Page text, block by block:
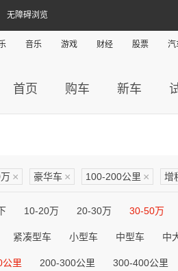
无障碍浏览
音乐 游戏 财经 股票 汽
首页 购车 新车
× 豪华车 × 100-200公里 × 增
10-20万 20-30万 30-50万
紧凑型车 小型车 中型车 中
公里 200-300公里 300-400公里